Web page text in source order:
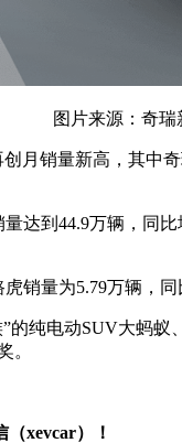
图片来源：奇瑞
月销量新高，其中
达到44.9万辆，
销量为5.79万辆，
纯电动SUV大蚂
奖。
xevcar）！